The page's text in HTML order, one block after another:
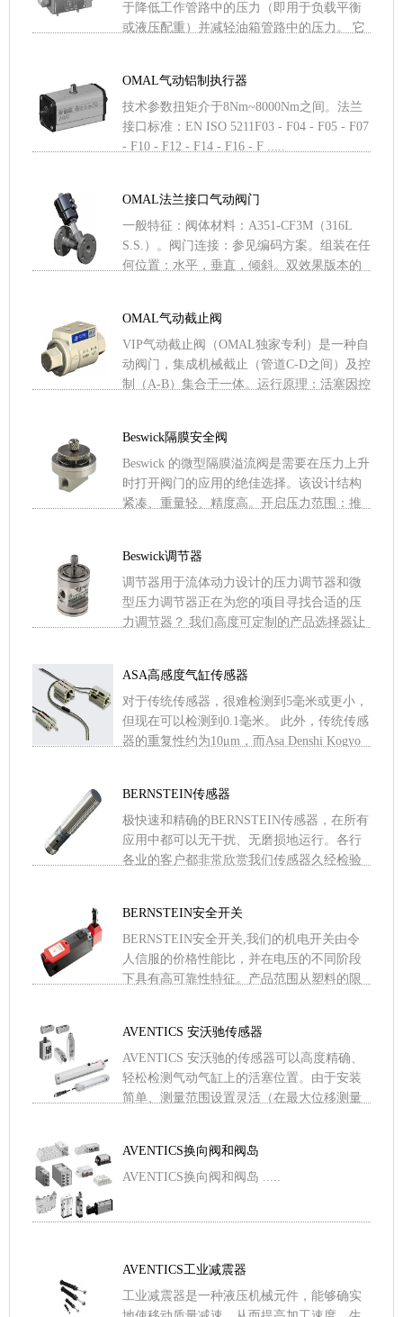
于降低工作管路中的压力（即用于负载平衡
或液压配重）并减轻油箱管路中的压力。 它
OMAL气动铝制执行器
技术参数扭矩介于8Nm~8000Nm之间。法兰
接口标准：EN ISO 5211F03 - F04 - F05 - F07
- F10 - F12 - F14 - F16 - F .....
OMAL法兰接口气动阀门
一般特征：阀体材料：A351-CF3M（316L
S.S.）。阀门连接：参见编码方案。组装在任
何位置：水平，垂直，倾斜。双效果版本的
OMAL气动截止阀
VIP气动截止阀（OMAL独家专利）是一种自
动阀门，集成机械截止（管道C-D之间）及控
制（A-B）集合于一体。运行原理：活塞因控
Beswick隔膜安全阀
Beswick 的微型隔膜溢流阀是需要在压力上升
时打开阀门的应用的绝佳选择。该设计结构
紧凑、重量轻、精度高。开启压力范围：推
Beswick调节器
调节器用于流体动力设计的压力调节器和微
型压力调节器正在为您的项目寻找合适的压
力调节器？ 我们高度可定制的产品选择器让
ASA高感度气缸传感器
对于传统传感器，很难检测到5毫米或更小，
但现在可以检测到0.1毫米。 此外，传统传感
器的重复性约为10μm，而Asa Denshi Kogyo
BERNSTEIN传感器
极快速和精确的BERNSTEIN传感器，在所有
应用中都可以无干扰、无磨损地运行。各行
各业的客户都非常欣赏我们传感器久经检验
BERNSTEIN安全开关
BERNSTEIN安全开关,我们的机电开关由令
人信服的价格性能比，并在电压的不同阶段
下具有高可靠性特征。产品范围从塑料的限
AVENTICS 安沃驰传感器
AVENTICS 安沃驰的传感器可以高度精确、
轻松检测气动气缸上的活塞位置。由于安装
简单、测量范围设置灵活（在最大位移测量
AVENTICS换向阀和阀岛
AVENTICS换向阀和阀岛 .....
AVENTICS工业减震器
工业减震器是一种液压机械元件，能够确实